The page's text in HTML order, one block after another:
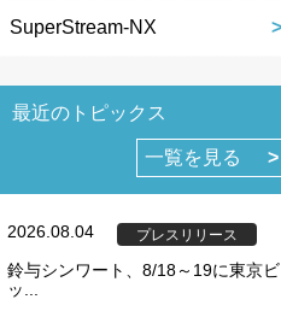
SuperStream-NX
最近のトピックス
一覧を見る
2026.08.04 プレスリリース
鈴与シンワート、8/18～19に東京ビ
ッ...